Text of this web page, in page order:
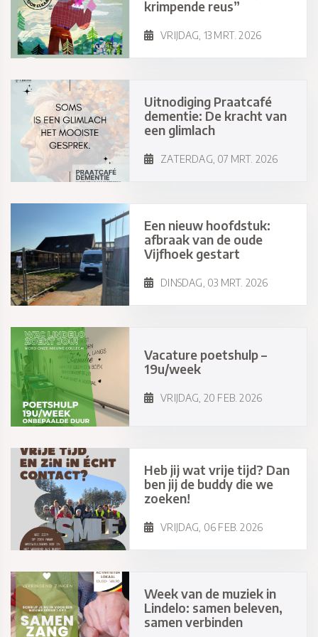
krimpende reus”
VRIJDAG, 13 MRT. 2026
Uitnodiging Praatcafé
dementie: De kracht van
een glimlach
ZATERDAG, 07 MRT. 2026
Een nieuw hoofdstuk:
afbraak van de oude
Vijfhoek gestart
DINSDAG, 03 MRT. 2026
Vacature poetshulp –
19u/week
VRIJDAG, 20 FEB. 2026
Heb jij wat vrije tijd? Dan
ben jij de buddy die we
zoeken!
VRIJDAG, 06 FEB. 2026
Week van de muziek in
Lindelo: samen beleven,
samen verbinden